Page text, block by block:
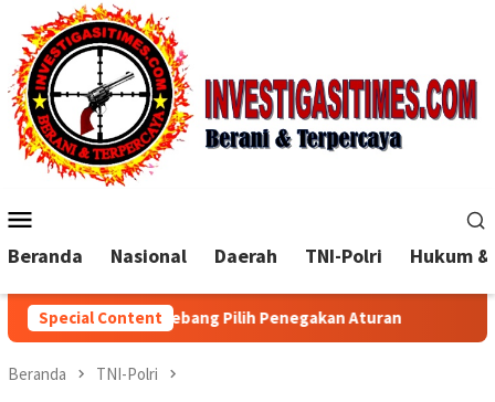
Loncat
konten
Mobile
Beranda Nasional Daerah TNI-Polri Hukum
Special Content
Tebang Pilih Penegakan Aturan Polisi Masih
Beranda TNI-Polri